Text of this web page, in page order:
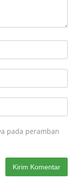
pada peramban